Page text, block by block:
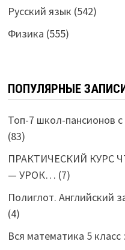
Русский язык (542)
Физика (555)
ПОПУЛЯРНЫЕ
Топ-7 школ-пансионов
(83)
ПРАКТИЧЕСКИЙ КУРС
— УРОК… (7)
Полиглот. Английский
(4)
Вся математика 5 класс